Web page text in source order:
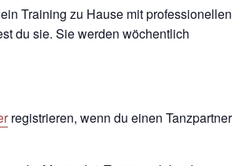
Training zu Hause mit professionellen
du sie. Sie werden wöchentlich
registrieren, wenn du einen Tanzpartner